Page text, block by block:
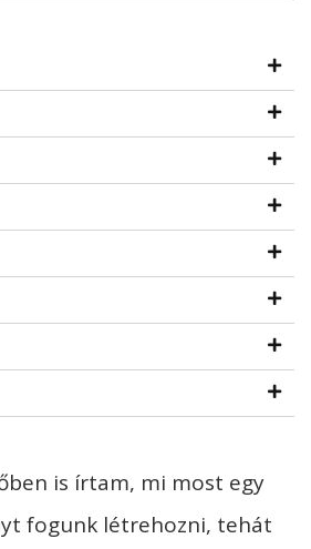
is írtam, mi most egy
fogunk létrehozni, tehát